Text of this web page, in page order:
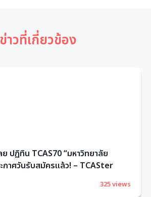
ข่าวที่เกี่ยวข้อง
ย ปฏิทิน TCAS70 “มหาวิทยาลัย
กาศวันรับสมัครแล้ว! – TCASter
325 views